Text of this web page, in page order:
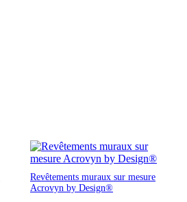
Revêtements muraux sur mesure
Acrovyn by Design®